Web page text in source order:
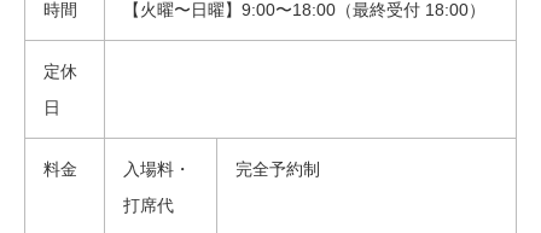
時間
【火曜〜日曜】9:00〜18:00（最終受付 18:00）
定休
日
料金
入場料・
打席代
完全予約制